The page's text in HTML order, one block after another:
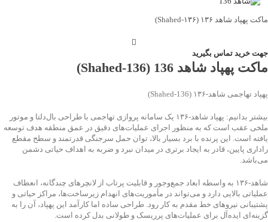
ماکت پهپاد شاهد ۱۳۶ (Shahed‑۱۳۶)
جهت خرید تماس بگیرید
ماکت پهپاد شاهد 136 (Shahed‑136)
پهپاد تهاجمی شاهد‑۱۳۶ (Shahed‑136)
بیشتر بدانیم: پهپاد شاهد‑۱۳۶ یک سامانه پروازی تهاجمی با طراحی بال‌دلتا و موتور
ملخی عقب است که به منظور اجرای عملیات‌های دقیق در عمق منطقه هدف توسعه
یافته است. این پرنده با برد بسیار بالا، توان حمل سرجنگی قدرتمند و سطح مقطع
راداری پایین، قادر به ایجاد برتری در میدان نبرد و ضربه به اهداف حیاتی دشمن
می‌باشد.
شاهد‑۱۳۶ به واسطه ابعاد جمع‌وجور و قابلیت پرتاب از لانچرهای چندگانه، انعطاف
عملیاتی بالایی دارد و می‌تواند در مأموریت‌های انهدام زیرساخت‌ها، مراکز حیاتی و
پشتیبانی نیروهای خط مقدم به کار رود. طراحی ساده اما کارآمد این پهپاد، آن را به
گزینه‌ای ایده‌آل برای عملیات‌های پرریسک و طولانی بدل کرده است.